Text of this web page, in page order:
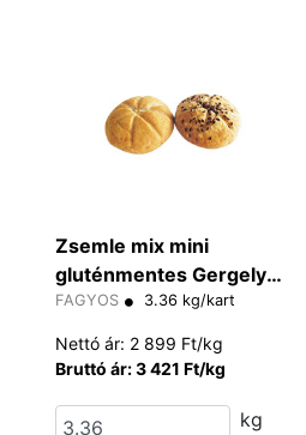
Zsemle mix mini
gluténmentes Gergely
70 g/db
FAGYOS 3.36 kg/kart
Nettó ár: 2 899 Ft/kg
Bruttó ár: 3 421 Ft/kg
kg